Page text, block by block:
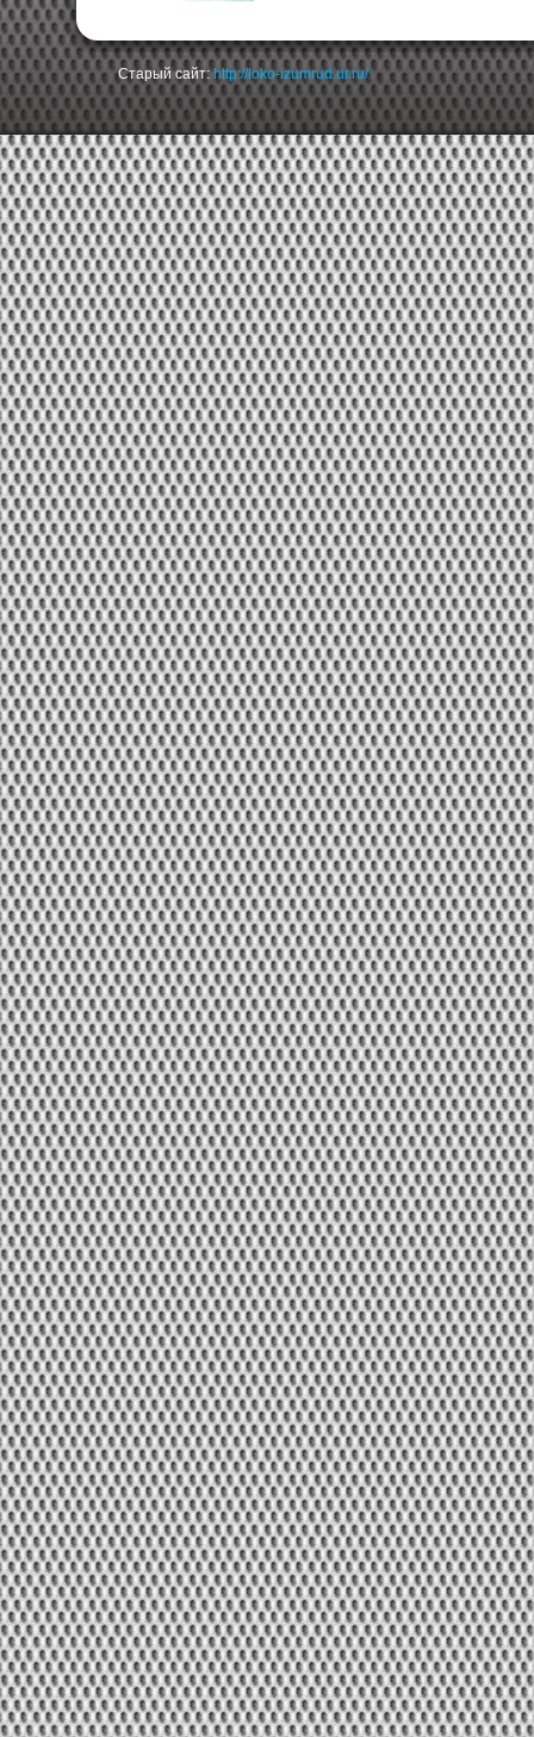
Старый сайт:http://loko-izumrud.ur.ru/